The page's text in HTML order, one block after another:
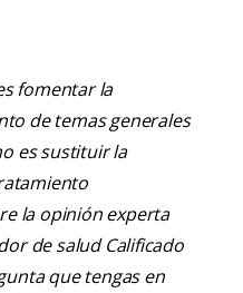
fomentar la
de temas generales
es sustituir la
la opinión experta
de salud Calificado
que tengas en